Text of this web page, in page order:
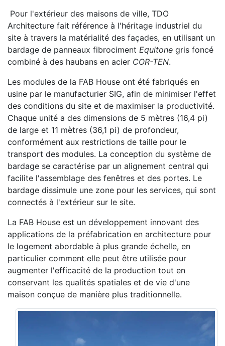
Pour l'extérieur des maisons de ville, TDO
Architecture fait référence à l'héritage industriel du
site à travers la matérialité des façades, en utilisant un
bardage de panneaux fibrociment Equitone gris foncé
combiné à des haubans en acier COR-TEN.
Les modules de la FAB House ont été fabriqués en
usine par le manufacturier SIG, afin de minimiser l'effet
des conditions du site et de maximiser la productivité.
Chaque unité a des dimensions de 5 mètres (16,4 pi)
de large et 11 mètres (36,1 pi) de profondeur,
conformément aux restrictions de taille pour le
transport des modules. La conception du système de
bardage se caractérise par un alignement central qui
facilite l'assemblage des fenêtres et des portes. Le
bardage dissimule une zone pour les services, qui sont
connectés à l'extérieur sur le site.
La FAB House est un développement innovant des
applications de la préfabrication en architecture pour
le logement abordable à plus grande échelle, en
particulier comment elle peut être utilisée pour
augmenter l'efficacité de la production tout en
conservant les qualités spatiales et de vie d'une
maison conçue de manière plus traditionnelle.